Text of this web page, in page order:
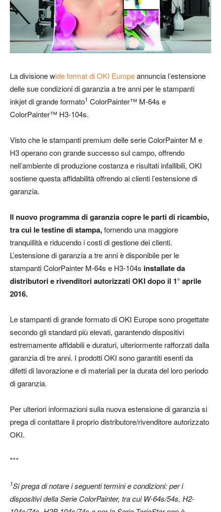
La divisione wide format di OKI Europeannuncia l’estensione
delle sue condizioni di garanzia a tre anni per le stampanti
inkjet di grande formato1 ColorPainter™ M-64s e
ColorPainter™ H3-104s.
Visto che le stampanti premium delle serie ColorPainter M e
H3 operano con grande successo sul campo, offrendo
nell’ambiente di produzione costanza e risultati infallibili, OKI
sostiene questa affidabilità offrendo ai clienti l’estensione di
garanzia.
Il nuovo programma di garanzia copre le parti di ricambio,
tra cui le testine di stampa,fornendo una maggiore
tranquillità e riducendo i costi di gestione dei clienti.
L’estensione di garanzia a tre anni è disponibile per le
stampanti ColorPainter M-64s e H3-104s installate da
distributori e rivenditori autorizzati OKI dopo il 1° aprile
2016.
Le stampanti di grande formato di OKI Europe sono progettate
secondo gli standard più elevati, garantendo dispositivi
estremamente affidabili e duraturi, ulteriormente rafforzati dalla
garanzia di tre anni. I prodotti OKI sono garantiti esenti da
difetti di lavorazione e di materiali per la durata del loro periodo
di garanzia.
Per ulteriori informazioni sulla nuova estensione di garanzia si
prega di contattare il proprio distributore/rivenditore autorizzato
OKI.
***
1Si prega di notare i seguenti termini e condizioni: per i
dispositivi della Serie ColorPainter, tra cui W-64s/54s, H2-